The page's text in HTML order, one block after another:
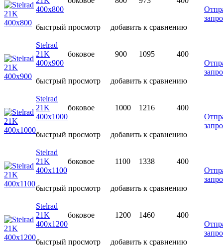
400х800
быстрый просмотр
добавить к сравнению
Stelrad
21K
400х900
боковое 900 1095
400
быстрый просмотр
добавить к сравнению
Stelrad
21K
400х1000
боковое 1000 1216
400
быстрый просмотр
добавить к сравнению
Stelrad
21K
400х1100
боковое 1100 1338
400
быстрый просмотр
добавить к сравнению
Stelrad
21K
400х1200
боковое 1200 1460
400
быстрый просмотр
добавить к сравнению